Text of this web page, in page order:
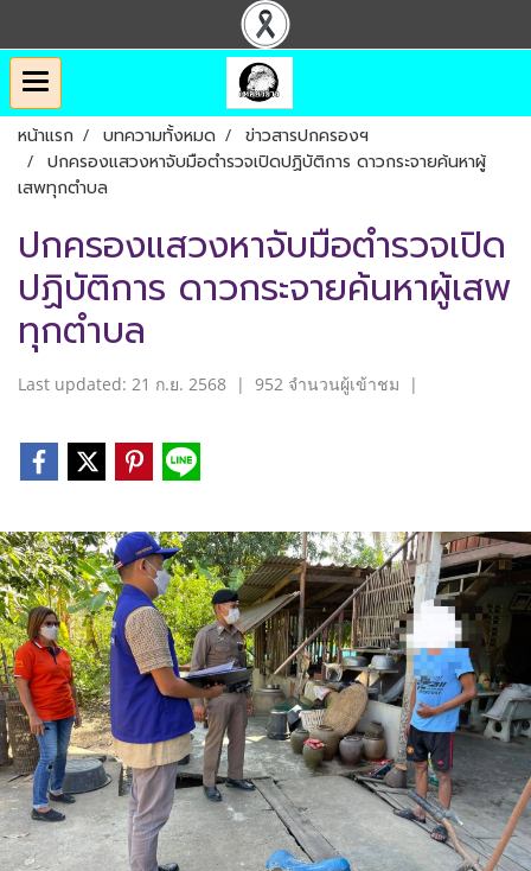
หน้าแรก บทความทั้งหมด
ข่าวสารปกครองฯ
ปกครองแสวงหาจับมือตำรวจเปิดปฏิบัติการ ดาวกระจายค้นหาผู้
เสพทุกตำบล
ปกครองแสวงหาจับมือตำรวจเปิด
ปฏิบัติการ ดาวกระจายค้นหาผู้เสพ
ทุกตำบล
Last updated: 21 ก.ย. 2568 | 952 จำนวนผู้เข้าชม |